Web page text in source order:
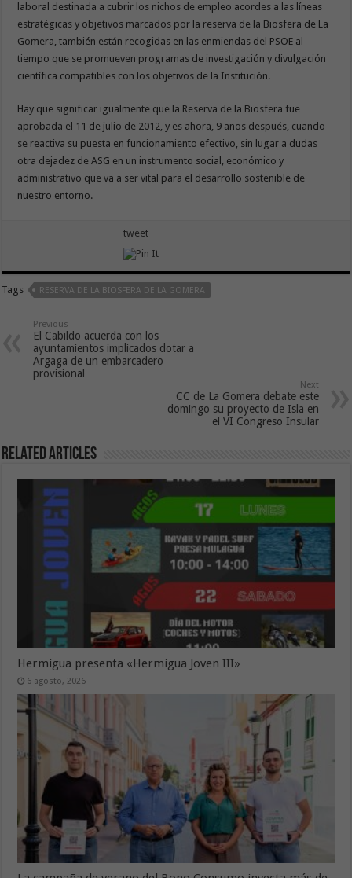
laboral destinada a cubrir los nichos de empleo acordes a las líneas
estratégicas y objetivos marcados por la reserva de la Biosfera de La
Gomera, también están recogidas en las enmiendas del PSOE al
tiempo que se promueven programas de investigación y divulgación
científica compatibles con los objetivos de la Institución.
Hay que significar igualmente que la Reserva de la Biosfera fue
aprobada el 11 de julio de 2012, y es ahora, 9 años después, cuando
se reactiva su puesta en funcionamiento efectivo, sin lugar a dudas
otra dejadez de ASG en un instrumento social, económico y
administrativo que va a ser vital para el desarrollo sostenible de
nuestro entorno.
tweet
Tags RESERVA DE LA BIOSFERA DE LA GOMERA
Previous
El Cabildo acuerda con los
ayuntamientos implicados dotar a
Argaga de un embarcadero
provisional
Next
CC de La Gomera debate este
domingo su proyecto de Isla en
el VI Congreso Insular
Related Articles
Hermigua presenta «Hermigua Joven III»
6 agosto, 2026